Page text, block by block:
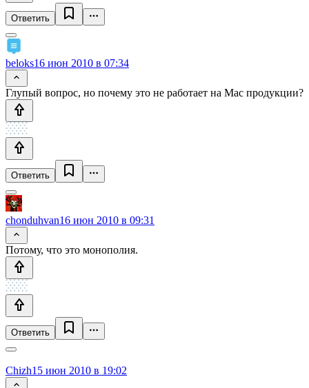
Ответить
beloks16 июн 2010 в 07:34
Глупый вопрос, но почему это не работает на Мас продукции?
Ответить
chonduhvan16 июн 2010 в 09:31
Потому, что это монополия.
Ответить
Chizh15 июн 2010 в 19:02